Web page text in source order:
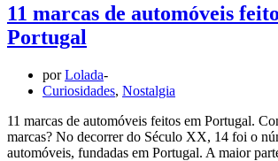
11 marcas de automóveis
Portugal
porLolada
Curiosidades, Nostalgia
11 marcas de automóveis feitos em Portugal.
marcas? No decorrer do Século XX, 14 foi o
automóveis, fundadas em Portugal. A maior